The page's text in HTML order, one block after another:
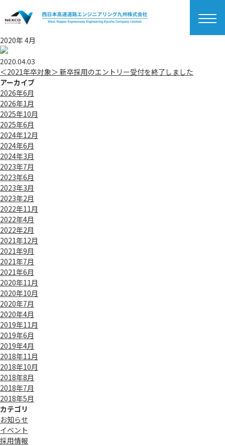
2020年 4月
2020.04.03
＜2021年卒対象＞ 新卒採用のエントリー受付を終了しました
アーカイブ
2026年6月
2026年1月
2025年10月
2025年6月
2024年12月
2024年6月
2024年3月
2023年7月
2023年6月
2023年3月
2023年2月
2022年11月
2022年4月
2022年2月
2021年12月
2021年9月
2021年7月
2021年6月
2020年11月
2020年10月
2020年7月
2020年4月
2019年11月
2019年6月
2019年4月
2018年11月
2018年10月
2018年8月
2018年7月
2018年5月
カテゴリ
お知らせ
イベント
採用情報